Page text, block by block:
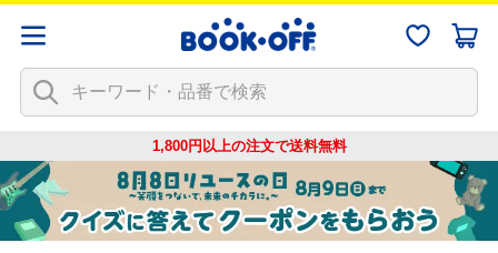
1,800円以上の注文で送料無料